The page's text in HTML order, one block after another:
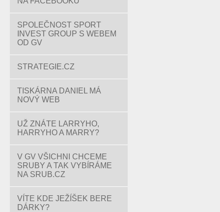
SPOLEČNOST SPORT
INVEST GROUP S WEBEM
OD GV
STRATEGIE.CZ
TISKÁRNA DANIEL MÁ
NOVÝ WEB
UŽ ZNÁTE LARRYHO,
HARRYHO A MARRY?
V GV VŠICHNI CHCEME
SRUBY A TAK VYBÍRÁME
NA SRUB.CZ
VÍTE KDE JEŽÍŠEK BERE
DÁRKY?